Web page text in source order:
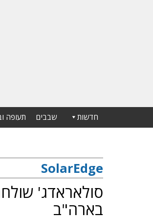
חדשות שבבים תעופה
SolarEdge
סולאראדג'
בארה"ב